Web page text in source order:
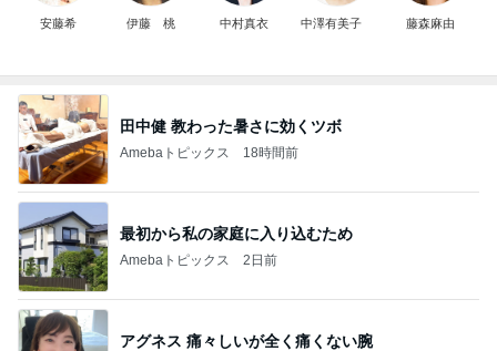
安藤希 伊藤 桃 中村真衣 中澤有美子 藤森麻由
田中健 教わった暑さに効くツボ
Amebaトピックス 18時間前
最初から私の家庭に入り込むため
Amebaトピックス 2日前
アグネス 痛々しいが全く痛くない腕